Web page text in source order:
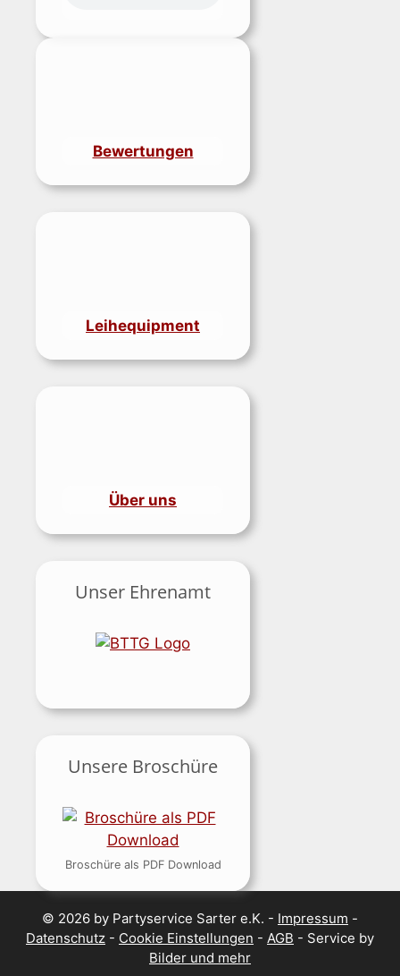
Bewertungen
Leihequipment
Über uns
Unser Ehrenamt
Unsere Broschüre
Broschüre als PDF Download
© 2026 by Partyservice Sarter e.K. - Impressum -
Datenschutz - Cookie Einstellungen - AGB - Service by
Bilder und mehr